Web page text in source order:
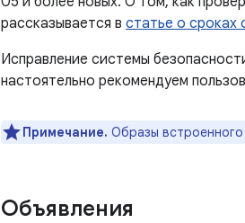
рассказывается в статье о сроках
Исправление системы
настоятельно рекомендуем
Примечание. Образы
Объявления